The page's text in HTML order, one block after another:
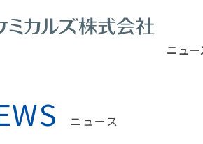
ニュー
ニュース